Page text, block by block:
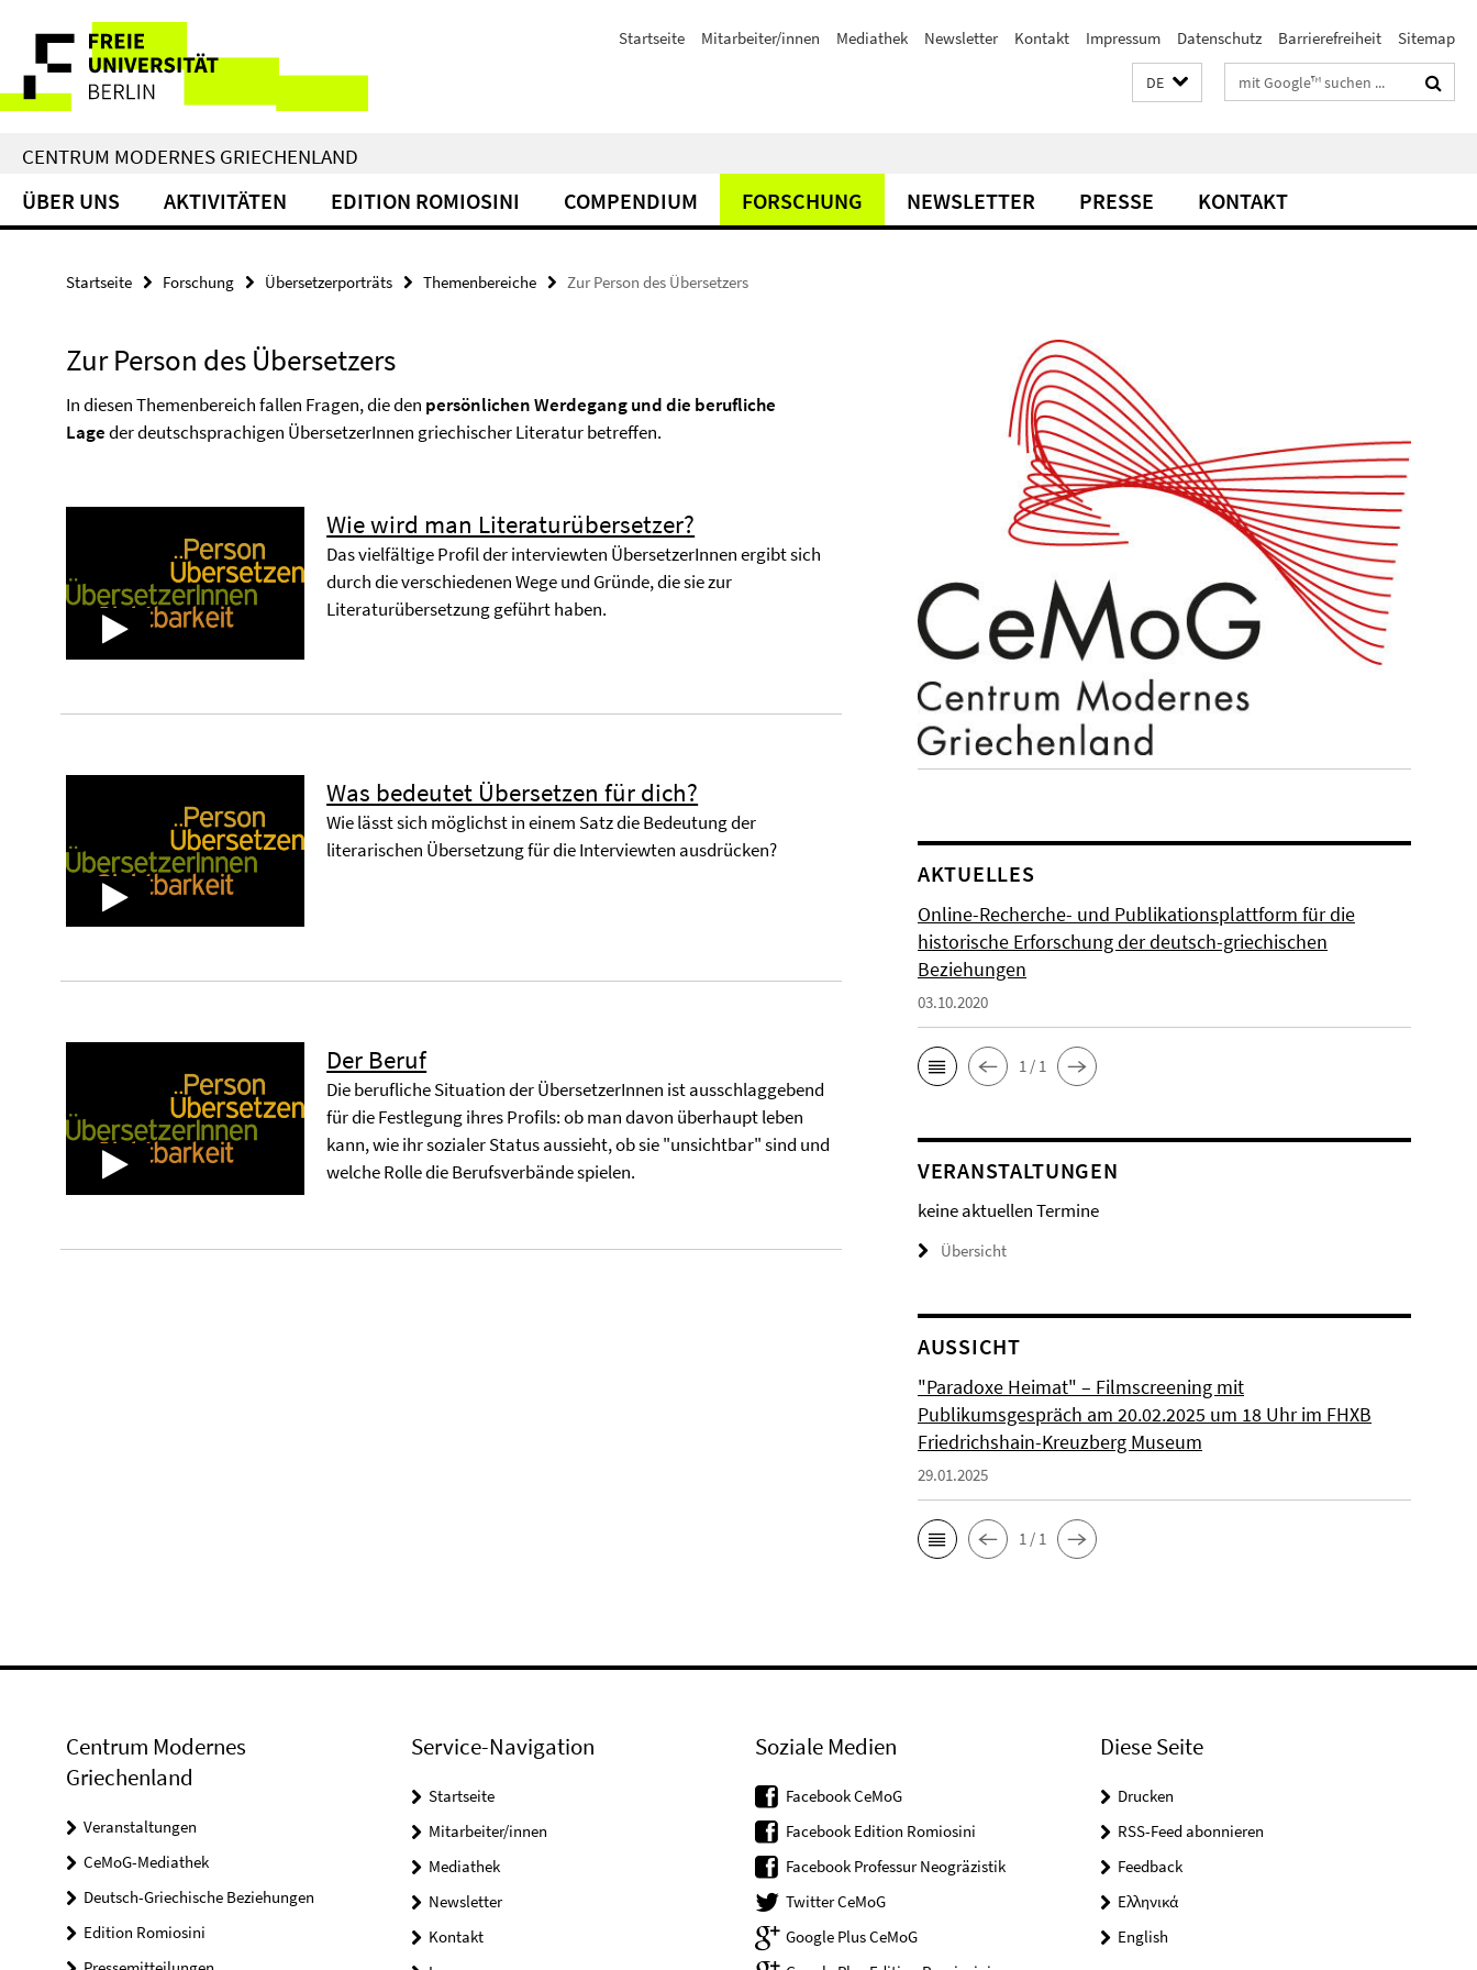
direkt
Inhalt
Service-
Navigation
Startseite Mitarbeiter/innen Mediathek Newsletter Kontakt Impressum Datenschutz Barrierefreiheit Sitemap
DE Suchbegriffe
CENTRUM MODERNES GRIECHENLAND
ÜBER UNS AKTIVITÄTEN EDITION ROMIOSINI COMPENDIUM FORSCHUNG NEWSLETTER PRESSE KONTAKT
Startseite Forschung Übersetzerporträts Themenbereiche Zur Person des Übersetzers
Zur Person des Übersetzers
In diesen Themenbereich fallen Fragen, die den persönlichen Werdegang und die berufliche
Lageder deutschsprachigen ÜbersetzerInnen griechischer Literatur betreffen.
Wie wird man Literaturübersetzer?
Das vielfältige Profil der interviewten ÜbersetzerInnen ergibt sich
durch die verschiedenen Wege und Gründe, die sie zur
Literaturübersetzung geführt haben.
Was bedeutet Übersetzen für dich?
Wie lässt sich möglichst in einem Satz die Bedeutung der
literarischen Übersetzung für die Interviewten ausdrücken?
Der Beruf
Die berufliche Situation der ÜbersetzerInnen ist ausschlaggebend
für die Festlegung ihres Profils: ob man davon überhaupt leben
kann, wie ihr sozialer Status aussieht, ob sie "unsichtbar" sind und
welche Rolle die Berufsverbände spielen.
AKTUELLES
Online-Recherche- und Publikationsplattform für die
historische Erforschung der deutsch-griechischen
Beziehungen
03.10.2020
1 / 1
VERANSTALTUNGEN
keine aktuellen Termine
Übersicht
AUSSICHT
"Paradoxe Heimat" – Filmscreening mit
Publikumsgespräch am 20.02.2025 um 18 Uhr im FHXB
Friedrichshain-Kreuzberg Museum
29.01.2025
1 / 1
Centrum Modernes
Griechenland
Veranstaltungen
CeMoG-Mediathek
Deutsch-Griechische Beziehungen
Edition Romiosini
Service-Navigation
Startseite
Mitarbeiter/innen
Mediathek
Newsletter
Kontakt
Soziale Medien
Facebook CeMoG
Facebook Edition Romiosini
Facebook Professur Neogräzistik
Twitter CeMoG
Google Plus CeMoG
Diese Seite
Drucken
RSS-Feed abonnieren
Feedback
Ελληνικά
English